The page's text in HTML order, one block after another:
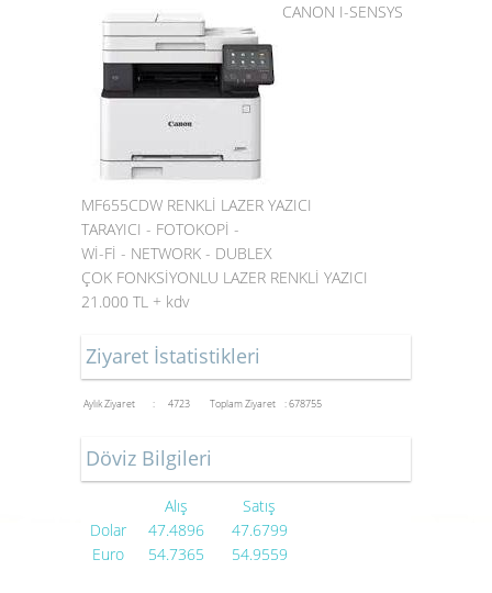
CANON I-SENSYS
MF655CDW RENKLİ LAZER YAZICI
TARAYICI - FOTOKOPİ -
Wİ-Fİ - NETWORK - DUBLEX
ÇOK FONKSİYONLU LAZER RENKLİ YAZICI
21.000 TL + kdv
Ziyaret İstatistikleri
Aylık Ziyaret : 4723 Toplam Ziyaret : 678755
Döviz Bilgileri
Alış
Satış
Dolar
47.4896
47.6799
Euro
54.7365 54.9559